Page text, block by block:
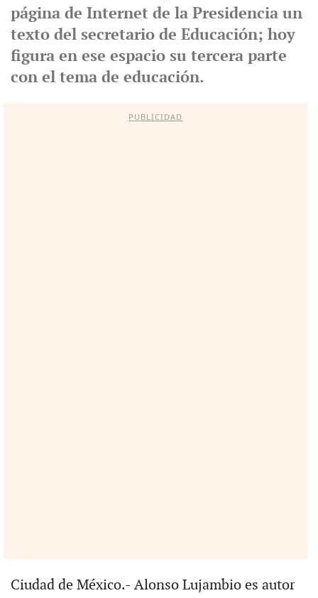
página de Internet de la Presidencia un
texto del secretario de Educación; hoy
figura en ese espacio su tercera parte
con el tema de educación.
PUBLICIDAD
Ciudad de México.- Alonso Lujambio es autor